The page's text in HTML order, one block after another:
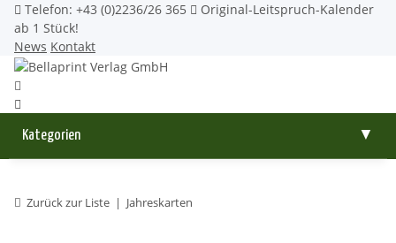
Telefon: +43 (0)2236/26 365
Original-Leitspruch-Kalender
ab 1 Stück!
News Kontakt
Kategorien ▼
Zurück zur Liste Jahreskarten